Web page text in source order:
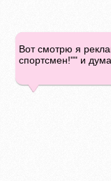
Вот смотрю я
спортсмен!"" и